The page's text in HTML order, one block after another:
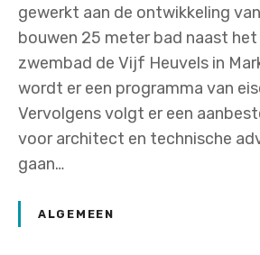
gewerkt aan de ontwikkeling
bouwen 25 meter bad naast
zwembad de Vijf Heuvels in
wordt er een programma van
Vervolgens volgt er een
voor architect en technische
gaan…
ALGEMEEN